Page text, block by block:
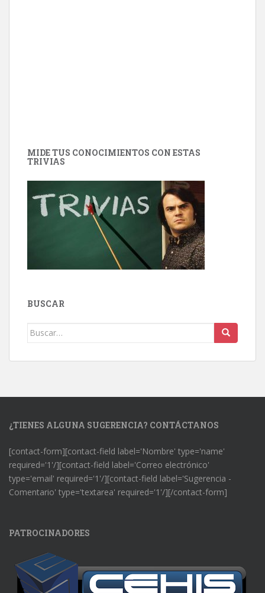
MIDE TUS CONOCIMIENTOS CON ESTAS
TRIVIAS
BUSCAR
Buscar:
¿TIENES ALGUNA SUGERENCIA? CONTÁCTANOS
[contact-form][contact-field label='Nombre' type='name'
required='1'/][contact-field label='Correo electrónico'
type='email' required='1'/][contact-field label='Sugerencia -
Comentario' type='textarea' required='1'/][/contact-form]
PATROCINADORES